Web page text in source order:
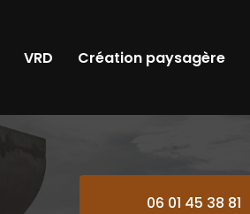
VRD Création paysagère
06 01 45 38 81